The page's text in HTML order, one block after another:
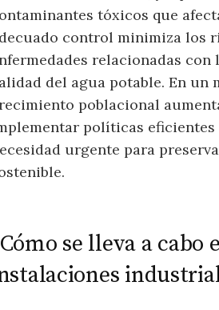
tóxicos que
control minimiza los
relacionadas
del agua potable. En
poblacional
políticas
urgente para
se lleva a